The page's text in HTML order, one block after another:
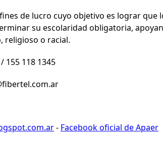
fines de lucro cuyo objetivo es lograr
su escolaridad obligatoria,
religioso o racial.
155 118 1345
- Facebook oficial de Apaer